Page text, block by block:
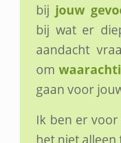
bij jouw
bij wat er
aandacht
om
gaan voor
Ik ben er
het niet alleen